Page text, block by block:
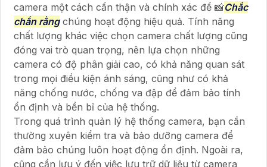
camera một cách cẩn thận và chính xác để 📸Chắc
chắn rằngchúng hoạt động hiệu quả. Tính năng
chất lượng khác việc chọn camera chất lượng cũng
đóng vai trò quan trọng, nên lựa chọn những
camera có độ phân giải cao, có khả năng quan sát
trong mọi điều kiện ánh sáng, cũng như có khả
năng chống nước, chống va đập để đảm bảo tính
ổn định và bền bỉ của hệ thống.
Trong quá trình quản lý hệ thống camera, bạn cần
thường xuyên kiểm tra và bảo dưỡng camera để
đảm bảo chúng luôn hoạt động ổn định. Ngoài ra,
cũng cần lưu ý đến việc lưu trữ dữ liệu từ camera